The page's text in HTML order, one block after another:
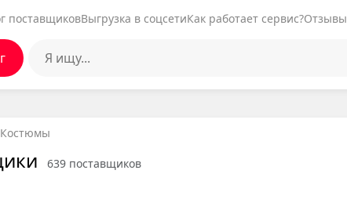
поставщиковВыгрузка в соцсетиКак работает сервис?Отзывы
Костюмы
639 поставщиков